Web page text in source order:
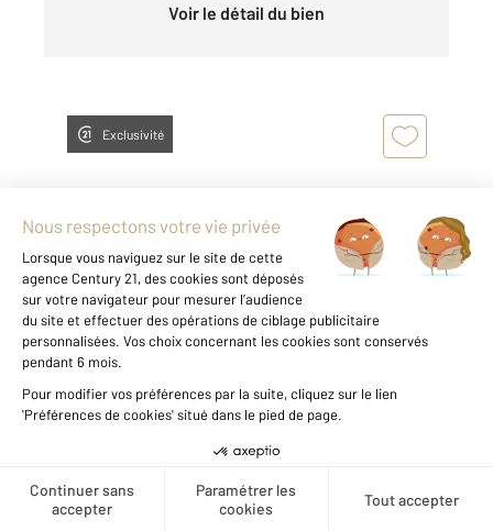
Créer une alerte
Voir le détail du bien
Exclusivité
EVRY 91
78,32 m
Ref : 5620
Appartement F4 à vendre
169 900 €
Visiter le site dédié